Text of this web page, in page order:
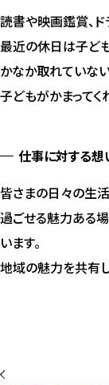
読書や映画鑑賞、ド
最近の休日は子ど
かなか取れていない
子どもがかまってく
仕事に対する想
皆さまの日々の生
過ごせる魅力ある
います。
地域の魅力を共有